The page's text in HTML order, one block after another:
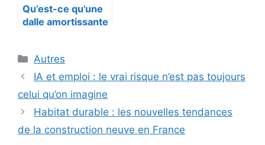
Qu’est-ce qu’une
dalle amortissante
Catégories
Autres
IA et emploi : le vrai risque n’est pas toujours
celui qu’on imagine
Habitat durable : les nouvelles tendances
de la construction neuve en France